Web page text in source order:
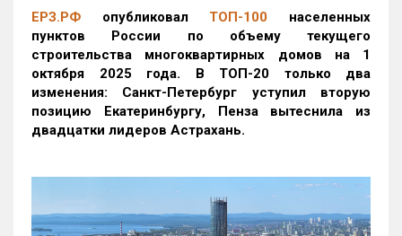
ЕРЗ.РФ опубликовал ТОП-100 населенных
пунктов России по объему текущего
строительства многоквартирных домов на 1
октября 2025 года. В ТОП-20 только два
изменения: Санкт-Петербург уступил вторую
позицию Екатеринбургу, Пенза вытеснила из
двадцатки лидеров Астрахань.